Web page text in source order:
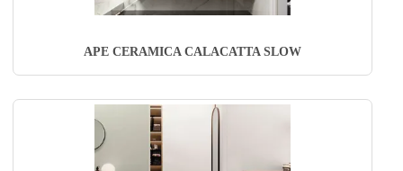
APE CERAMICA CALACATTA SLOW